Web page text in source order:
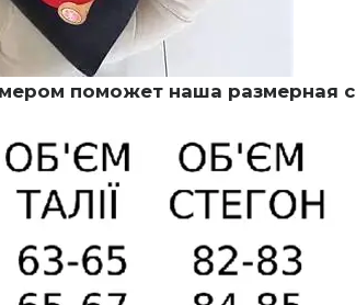
поможет наша размерная